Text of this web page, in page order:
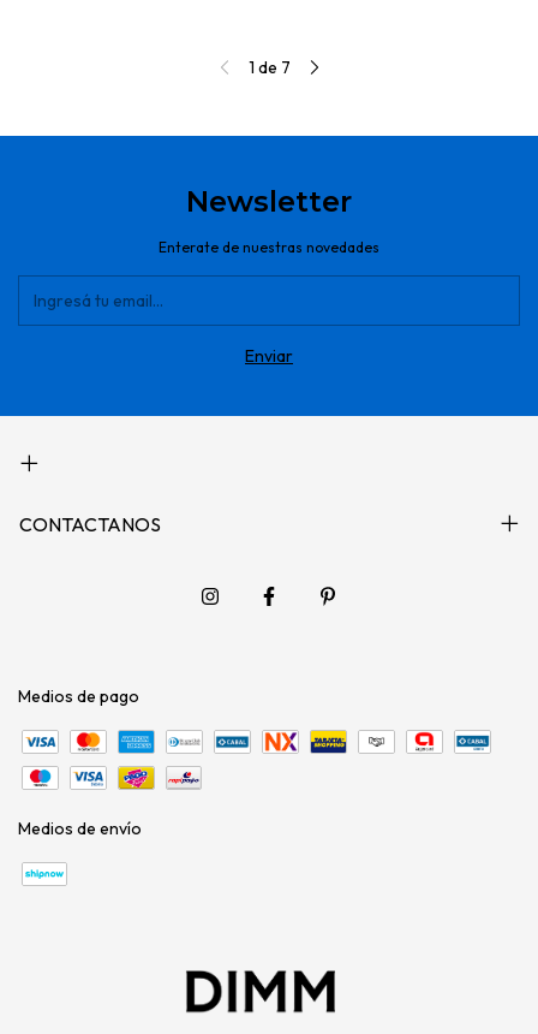
1 de 7
Newsletter
Enterate de nuestras novedades
CONTACTANOS
Medios de pago
Medios de envío